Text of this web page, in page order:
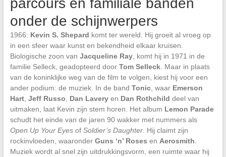
parcours en familiale banden
onder de schijnwerpers
1966: Kevin S. Shepard komt ter wereld. Hij groeit al vroeg op
in een sfeer waar kunst en bekendheid elkaar kruisen.
Biologische zoon van Jacqueline Ray, komt hij in 1971 in de
familie Selleck, geadopteerd door Tom Selleck. Maar in plaats
van de koninklijke weg van de film te volgen, kiest hij voor een
ander podium: de muziek. In de band Tonic, waar Emerson
Hart, Jeff Russo Dan Laveryen Dan Rothchild deel van
uitmaken, laat Kevin zijn stem horen. Het album Lemon Parade
schudt het einde van de jaren 90 wakker met nummers als
Open Up Your Eyesof Soldier’s Daughter. Hij claimt zijn
rockinvloeden, waaronder Guns ‘n’ Roses en Aerosmith
Muziek wordt al snel zijn uitdrukkingsvorm, een ruimte waar hij